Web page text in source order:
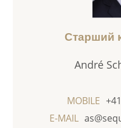
Старший
André
MOBILE
E-MAIL